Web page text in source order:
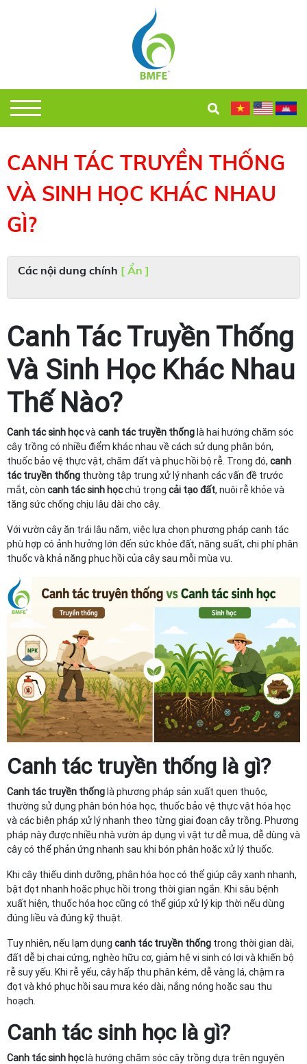
CANH TÁC TRUYỀN THỐNG
VÀ SINH HỌC KHÁC NHAU
GÌ?
Các nội dung chính [ Ẩn ]
Canh Tác Truyền Thống
Và Sinh Học Khác Nhau
Thế Nào?
Canh tác sinh họcvà canh tác truyền thống là hai hướng chăm sóc
cây trồng có nhiều điểm khác nhau về cách sử dụng phân bón,
thuốc bảo vệ thực vật, chăm đất và phục hồi bộ rễ. Trong đó, canh
tác truyền thống thường tập trung xử lý nhanh các vấn đề trước
mắt, còn canh tác sinh họcchú trọng cải tạo đất, nuôi rễ khỏe và
tăng sức chống chịu lâu dài cho cây.
Với vườn cây ăn trái lâu năm, việc lựa chọn phương pháp canh tác
phù hợp có ảnh hưởng lớn đến sức khỏe đất, năng suất, chi phí phân
thuốc và khả năng phục hồi của cây sau mỗi mùa vụ.
Canh tác truyền thống là gì?
Canh tác truyền thống là phương pháp sản xuất quen thuộc,
thường sử dụng phân bón hóa học, thuốc bảo vệ thực vật hóa học
và các biện pháp xử lý nhanh theo từng giai đoạn cây trồng. Phương
pháp này được nhiều nhà vườn áp dụng vì vật tư dễ mua, dễ dùng và
cây có thể phản ứng nhanh sau khi bón phân hoặc xử lý thuốc.
Khi cây thiếu dinh dưỡng, phân hóa học có thể giúp cây xanh nhanh,
bật đọt nhanh hoặc phục hồi trong thời gian ngắn. Khi sâu bệnh
xuất hiện, thuốc hóa học cũng có thể giúp xử lý kịp thời nếu dùng
đúng liều và đúng kỹ thuật.
Tuy nhiên, nếu lạm dụng canh tác truyền thống trong thời gian dài,
đất dễ bị chai cứng, nghèo hữu cơ, giảm hệ vi sinh có lợi và khiến bộ
rễ suy yếu. Khi rễ yếu, cây hấp thu phân kém, dễ vàng lá, chậm ra
đọt và khó phục hồi sau mưa kéo dài, nắng nóng hoặc sau thu
hoạch.
Canh tác sinh học là gì?
Canh tác sinh họclà hướng chăm sóc cây trồng dựa trên nguyên